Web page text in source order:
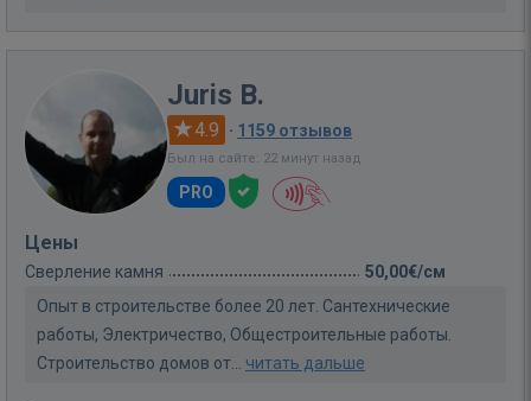
Juris B.
4.9 · 1159 отзывов
Был на сайте: 22 минут назад
PRO
Цены
Сверление камня
50,00€/см
Опыт в строительстве более 20 лет. Сантехнические
работы, Электричество, Общестроительные работы.
Строительство домов от... читать дальше